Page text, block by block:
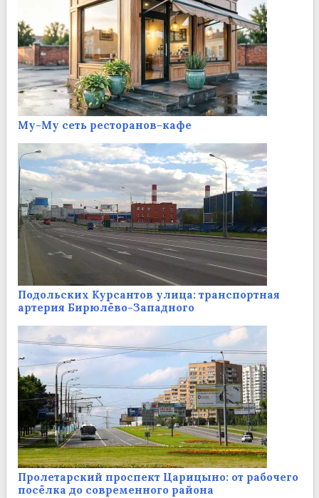
Му-Му сеть ресторанов-кафе
Подольских Курсантов улица: транспортная
артерия Бирюлёво-Западного
Пролетарский проспект Царицыно: от рабочего
посёлка до современного района